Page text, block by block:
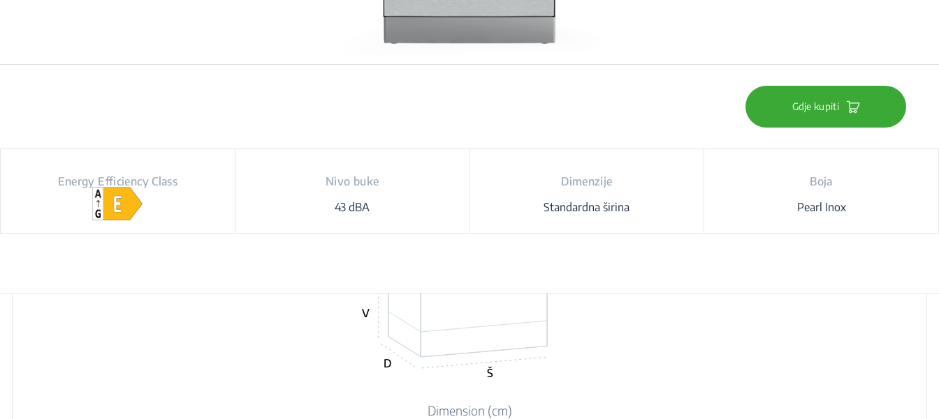
Gdje kupiti
Energy Efficiency Class
Nivo buke
43 dBA
Dimenzije
Standardna širina
Boja
Pearl Inox
V
D
Š
Dimension (cm)